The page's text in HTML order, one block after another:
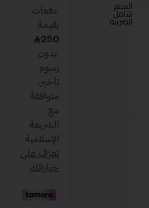
السعر
شامل
الضريبة